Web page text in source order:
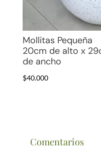
Mollitas Pequeña
20cm de alto x
de ancho
$40.000
Comentarios